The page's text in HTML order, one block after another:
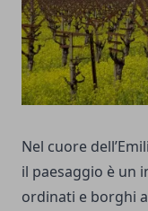
Nel cuore
il paesaggio è un
ordinati e borghi